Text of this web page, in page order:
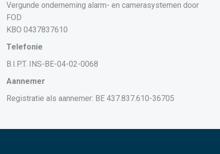
Vergunde onderneming alarm- en camerasystemen door
FOD
KBO 0437837610
Telefonie
B.I.P.T. INS-BE-04-02-0068
Aannemer
Registratie als aannemer: BE 437.837.610-36705